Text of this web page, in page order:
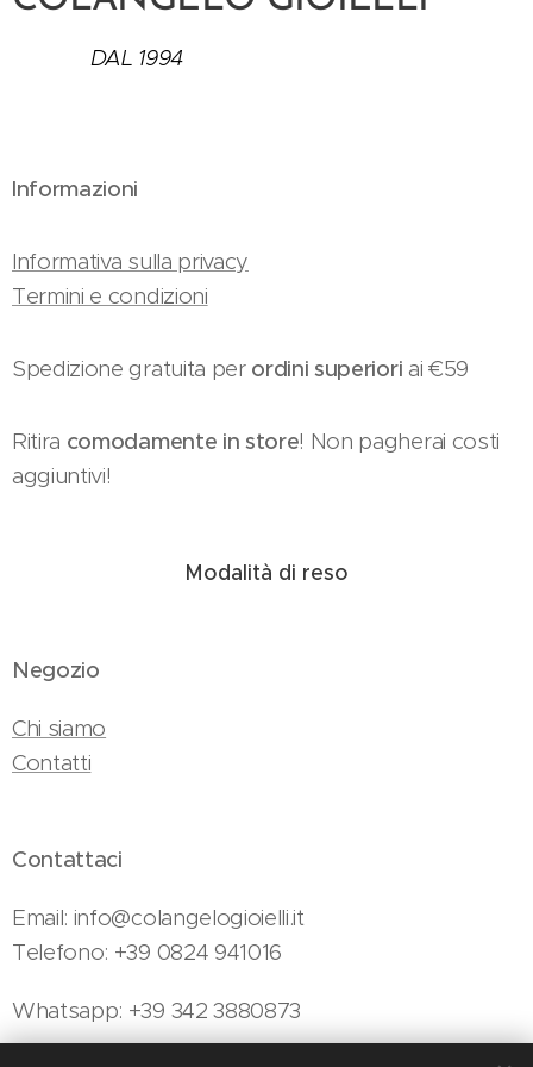
DAL 1994
Informazioni
Informativa sulla privacy
Termini e condizioni
Spedizione gratuita perordini superiori ai €59
Ritira comodamente in store! Non pagherai costi
aggiuntivi!
Modalità di reso
Negozio
Chi siamo
Contatti
Contattaci
Email: info@colangelogioielli.it
Telefono: +39 0824 941016
Whatsapp: +39 342 3880873